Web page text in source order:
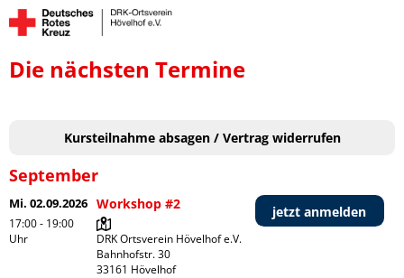
Die nächsten Termine
Kursteilnahme absagen / Vertrag widerrufen
September
Mi. 02.09.2026
17:00 - 19:00
Uhr
Workshop #2
DRK Ortsverein Hövelhof e.V.
Bahnhofstr. 30
33161 Hövelhof
jetzt anmelden